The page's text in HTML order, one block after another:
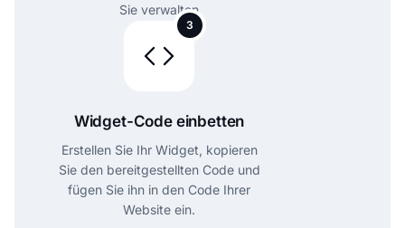
Sie verwalten
3
Widget-Code einbetten
Erstellen Sie Ihr Widget, kopieren
Sie den bereitgestellten Code und
fügen Sie ihn in den Code Ihrer
Website ein.